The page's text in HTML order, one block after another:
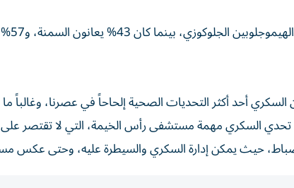
وبدأ أكثر من 95%
أحد أكثر التحديات الصحية إلحاحاً في عصرنا، وغالباً
السكري مهمة مستشفى رأس الخيمة، التي لا تقتصر على
حيث يمكن إدارة السكري والسيطرة عليه، وحتى عكس